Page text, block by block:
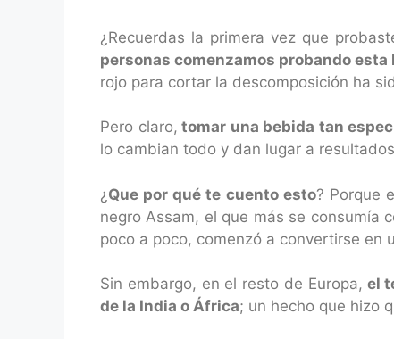
¿Recuerdas la primera vez que
personas comenzamos probando esta
rojo para cortar la descomposición ha
Pero claro, tomar una bebida tan
lo cambian todo y dan lugar a
¿ Que por qué te cuento esto? Porque
negro Assam, el que más se consumía
poco a poco, comenzó a convertirse en
Sin embargo, en el resto de Europa, el
de la India o África; un hecho que hizo